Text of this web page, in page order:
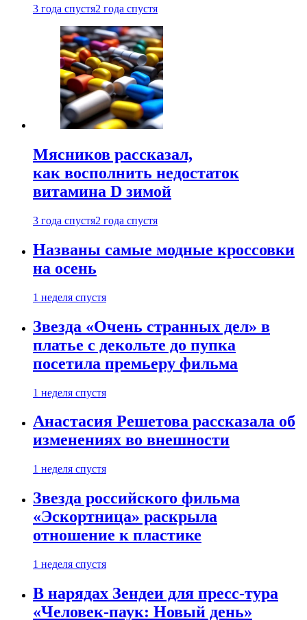
3 года спустя2 года спустя
Мясников рассказал,
как восполнить недостаток
витамина D зимой
3 года спустя2 года спустя
Названы самые модные кроссовки
на осень
1 неделя спустя
Звезда «Очень странных дел» в
платье с декольте до пупка
посетила премьеру фильма
1 неделя спустя
Анастасия Решетова рассказала об
изменениях во внешности
1 неделя спустя
Звезда российского фильма
«Эскортница» раскрыла
отношение к пластике
1 неделя спустя
В нарядах Зендеи для пресс-тура
«Человек-паук: Новый день»